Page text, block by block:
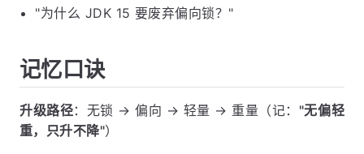
"为什么 JDK 15 要废弃偏向锁？"
记忆口诀
升级路径：无锁 → 偏向 → 轻量 → 重量（记： "无偏轻
重，只升不降"）